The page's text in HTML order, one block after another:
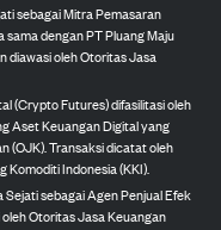
sebagai Mitra Pemasaran
dengan PT Pluang Maju
diawasi oleh Otoritas Jasa
(Crypto Futures) difasilitasi oleh
Aset Keuangan Digital yang
(OJK). Transaksi dicatat oleh
Komoditi Indonesia (KKI).
sebagai Agen Penjual Efek
Otoritas Jasa Keuangan